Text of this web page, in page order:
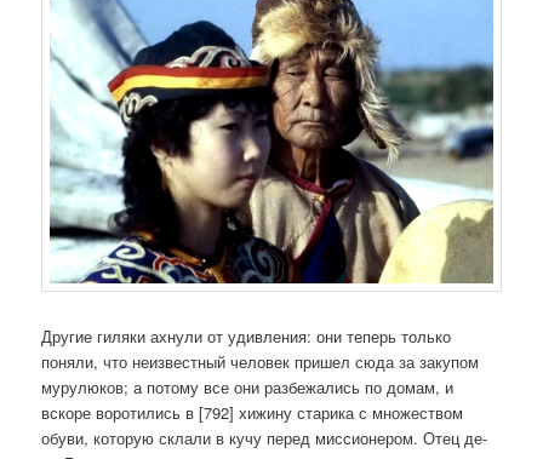
Другие гиляки ахнули от удивления: они теперь только
поняли, что неизвестный человек пришел сюда за закупом
мурулюков; а потому все они разбежались по домам, и
вскоре воротились в [792] хижину старика с множеством
обуви, которую склали в кучу перед миссионером. Отец де-